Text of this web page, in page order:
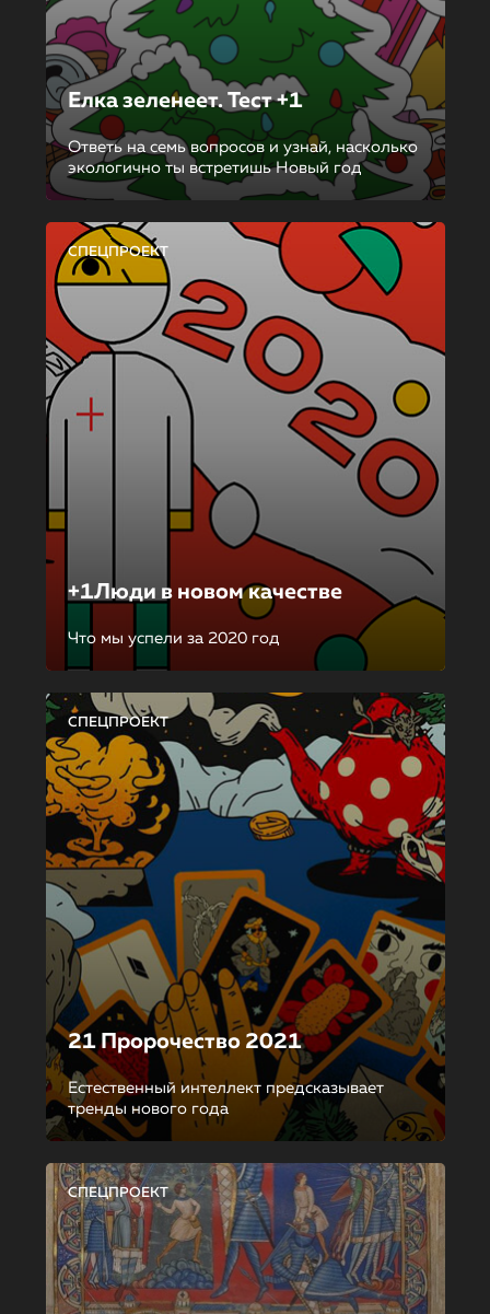
Елка зеленеет. Тест +1
Ответь на семь вопросов и узнай, насколько
экологично ты встретишь Новый год
СПЕЦПРОЕКТ
+1Люди в новом качестве
Что мы успели за 2020 год
СПЕЦПРОЕКТ
21 Пророчество 2021
Естественный интеллект предсказывает
тренды нового года
СПЕЦПРОЕКТ